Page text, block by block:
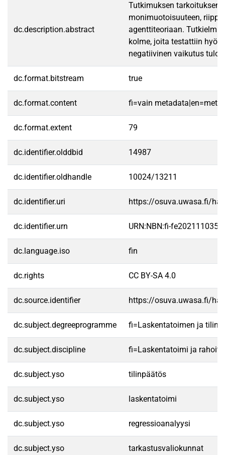
dc.description.abstract
Tutkimuksen
monimuotoisuuteen,
agenttiteoriaan.
kolme, joita testattiin
negatiivinen vaikutus
dc.format.bitstream true
dc.format.content fi=vain
dc.format.extent 79
dc.identifier.olddbid 14987
dc.identifier.oldhandle 10024/13211
dc.identifier.uri https://osuva.uwasa.fi/
dc.identifier.urn URN:NBN:fi-
dc.language.iso fin
dc.rights CC BY-SA 4.0
dc.source.identifier https://osuva.uwasa.fi/
dc.subject.degreeprogramme fi=Laskentatoimen ja
dc.subject.discipline fi=Laskentatoimi ja
dc.subject.yso tilinpäätös
dc.subject.yso laskentatoimi
dc.subject.yso regressioanalyysi
dc.subject.yso tarkastusvaliokunnat